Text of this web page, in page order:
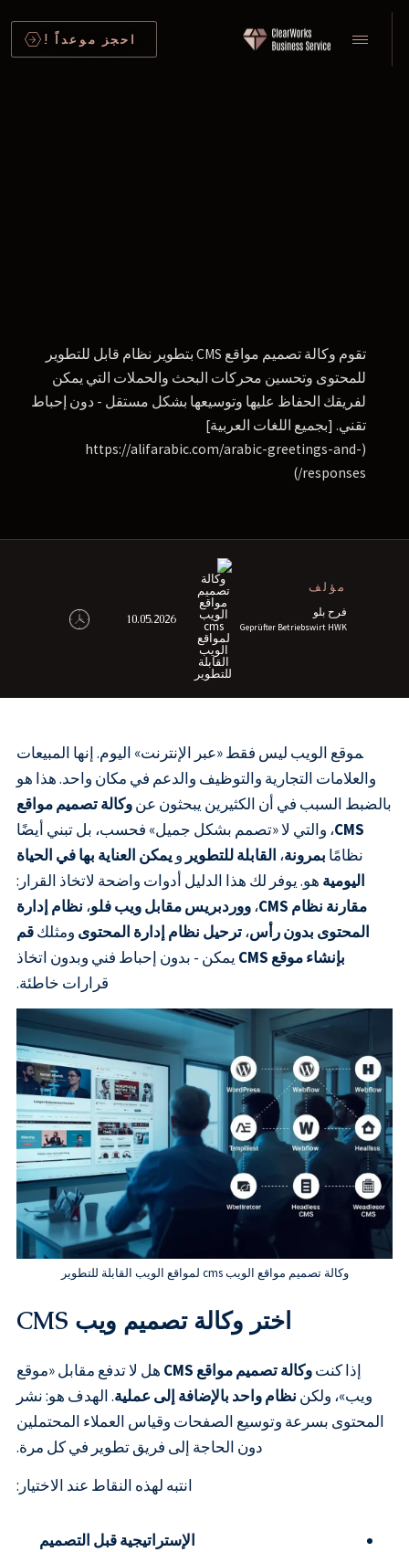
احجز موعداً !
تقوم وكالة تصميم مواقع CMS بتطوير نظام قابل للتطوير
للمحتوى وتحسين محركات البحث والحملات التي يمكن
لفريقك الحفاظ عليها وتوسيعها بشكل مستقل - دون إحباط
تقني. [بجميع اللغات العربية]
(https://alifarabic.com/arabic-greetings-and-
responses/)
مؤلف
فرح بلو
Geprüfter Betriebswirt HWK
10.05.2026
موقع الويب ليس فقط «عبر الإنترنت» اليوم. إنها المبيعات
والعلامات التجارية والتوظيف والدعم في مكان واحد. هذا هو
بالضبط السبب في أن الكثيرين يبحثون عنوكالة تصميم مواقع
CMS، والتي لا «تصمم بشكل جميل» فحسب، بل تبني أيضًا
نظامًا بمرونة، القابلة للتطوير و يمكن العناية بها في الحياة
اليومية هو. يوفر لك هذا الدليل أدوات واضحة لاتخاذ القرار:
مقارنة نظام CMS
،ووردبريس مقابل ويب فلو، نظام إدارة
المحتوى بدون رأس،ترحيل نظام إدارة المحتوى ومثلكقم
بإنشاء موقع CMS
يمكن - بدون إحباط فني وبدون اتخاذ
قرارات خاطئة.
وكالة تصميم مواقع الويب cms لمواقع الويب القابلة للتطوير
اختر وكالة تصميم ويب CMS
إذا كنتوكالة تصميم مواقع CMS
هل لا تدفع مقابل «موقع
ويب»، ولكن نظام واحد بالإضافة إلى عملية. الهدف هو: نشر
المحتوى بسرعة وتوسيع الصفحات وقياس العملاء المحتملين
دون الحاجة إلى فريق تطوير في كل مرة.
انتبه لهذه النقاط عند الاختيار:
الإستراتيجية قبل التصميم